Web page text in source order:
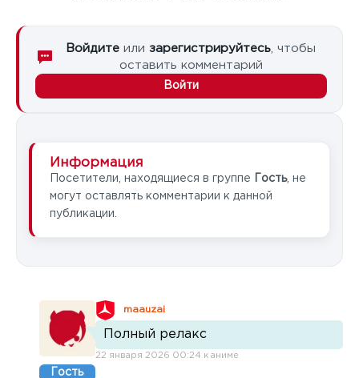
Войдите или зарегистрируйтесь , чтобы
оставить комментарий
Войти
Информация
Посетители, находящиеся в группе Гость, не
могут оставлять комментарии к данной
публикации.
Гость
maauzai
Полный релакс
22 января 2026 00:24 к аниме